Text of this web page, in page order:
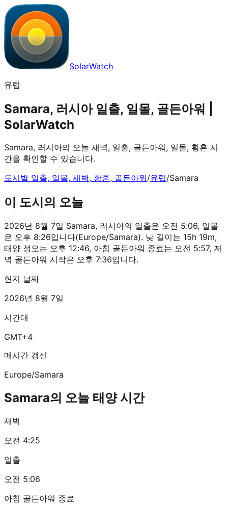
SolarWatch
유럽
Samara, 러시아 일출, 일몰, 골든아워 |
SolarWatch
Samara, 러시아의 오늘 새벽, 일출, 골든아워, 일몰, 황혼 시
간을 확인할 수 있습니다.
도시별 일출, 일몰, 새벽, 황혼, 골든아워/유럽/Samara
이 도시의 오늘
2026년 8월 7일 Samara, 러시아의 일출은 오전 5:06, 일몰
은 오후 8:26입니다(Europe/Samara). 낮 길이는 15h 19m,
태양 정오는 오후 12:46, 아침 골든아워 종료는 오전 5:57, 저
녁 골든아워 시작은 오후 7:36입니다.
현지 날짜
2026년 8월 7일
시간대
GMT+4
매시간 갱신
Europe/Samara
Samara의 오늘 태양 시간
새벽
오전 4:25
일출
오전 5:06
아침 골든아워 종료